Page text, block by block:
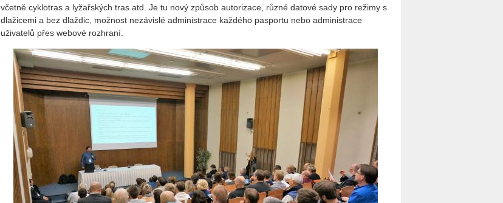
včetně cyklotras a lyžařských tras atd. Je tu nový způsob autorizace, různé datové sady pro režimy s
dlažicemi a bez dlaždic, možnost nezávislé administrace každého pasportu nebo administrace
uživatelů přes webové rozhraní.